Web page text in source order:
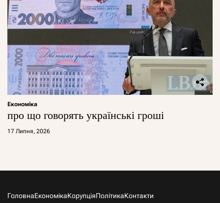
Економіка
про що говорять українські гроші
17 Липня, 2026
ГоловнаЕкономікаКорупціяПолітикаКонтакти